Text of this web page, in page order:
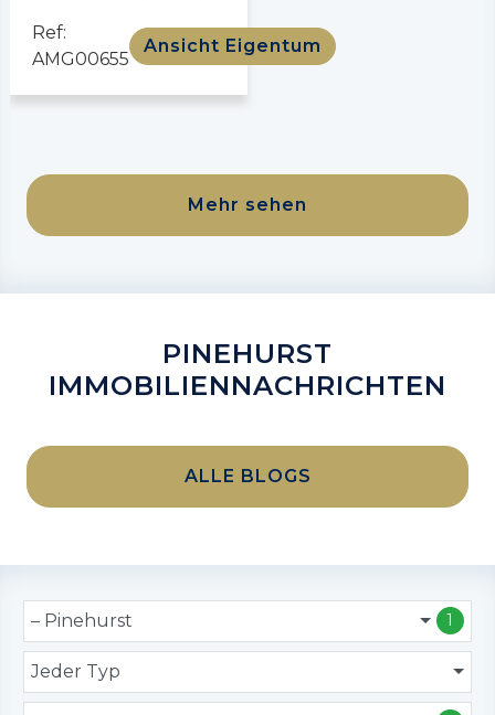
Ref:
AMG00655
Ansicht Eigentum
Mehr sehen
PINEHURST
IMMOBILIENNACHRICHTEN
ALLE BLOGS
– Pinehurst 1
Jeder Typ